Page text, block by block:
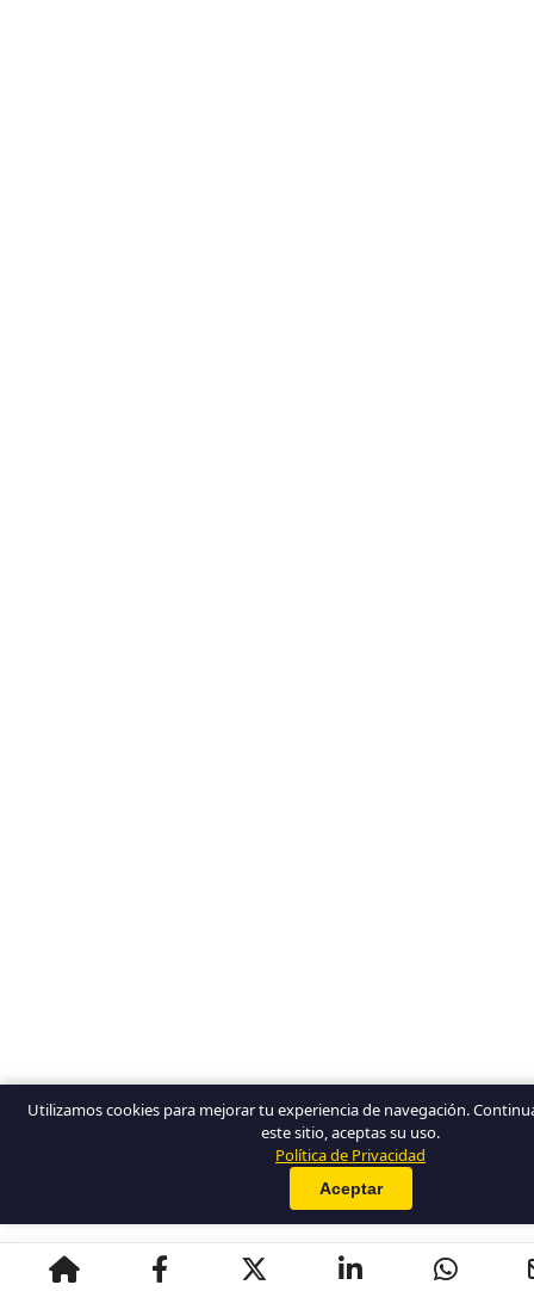
Utilizamos cookies para mejorar tu experiencia de navegación.
este sitio, aceptas su uso.
Política de Privacidad
Aceptar